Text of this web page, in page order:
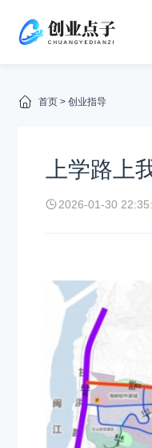
首页 > 创业指导
上学路上
2026-01-30